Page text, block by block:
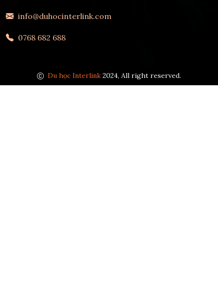
info@duhocinterlink.com
0768 682 688
Du học Interlink 2024, All right reserved.